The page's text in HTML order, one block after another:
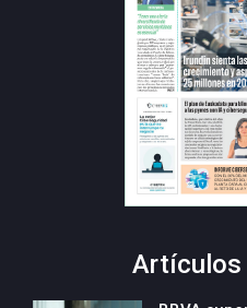
Artículos